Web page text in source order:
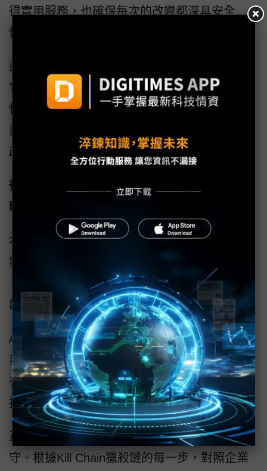
得實用服務，也確保每次的改變都深具安全
性。
此乃由於，若沿用地端各項舊系統，很難確保
它們是否更新過；如今轉移上雲，更易於常態
性落實資安政策，且採用AWS禁得起嚴格監管
與稽核的高安全標準，保障每一筆高敏感性的
政府資訊。
從駭客角度思考防守，依業務需求定義保護策
略
本次高峰會的其餘亮點，包括由AWS國內外專
家闡釋如何強化組織數位韌性，並舉行一場
「雲領資安」焦點座談，由與談專家暢談資安
韌性心法。
AWS專業解決方案架構師總監楊仲豪建議，企
業應打破資安韌性神邏輯，莫將安全寄望於舊
有迷思。資安韌性就是止血和回神，可以被
打，但絕不能被直搗黃龍、更不能被打死。
正所謂知己知彼，企業需以駭客思維看待防
守。根據Kill Chain獵殺鏈的每一步，對照企業